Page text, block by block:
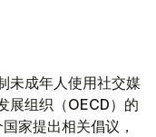
未成年人使用社交媒
展组织（OECD）的
家提出相关倡议，